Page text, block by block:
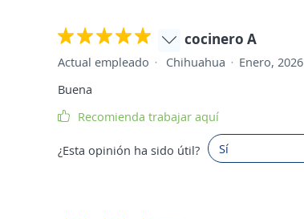
cocinero A
Actual empleado Chihuahua
Enero, 2026
Buena
Recomienda trabajar aquí
¿Esta opinión ha sido útil? Sí